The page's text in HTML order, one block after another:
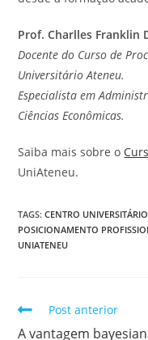
Prof. Charlles Franklin
Docente do Curso de
Universitário Ateneu.
Especialista em
Ciências Econômicas.
Saiba mais sobre o
UniAteneu.
TAGS:CENTRO
POSICIONAMENTO
UNIATENEU
Post anterior
A vantagem